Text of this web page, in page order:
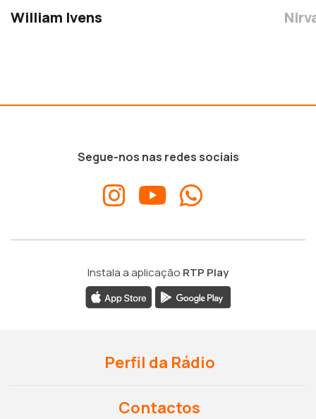
William Ivens
Segue-nos nas redes sociais
Instala a aplicação RTP Play
Perfil da Rádio
Contactos